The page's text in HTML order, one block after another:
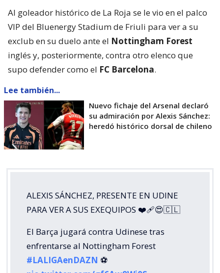
Al goleador histórico de La Roja se le vio en el palco
VIP del Bluenergy Stadium de Friuli para ver a su
exclub en su duelo ante el Nottingham Forest
inglés y, posteriormente, contra otro elenco que
supo defender como el FC Barcelona.
Lee también...
Nuevo fichaje del Arsenal declaró
su admiración por Alexis Sánchez:
heredó histórico dorsal de chileno
ALEXIS SÁNCHEZ, PRESENTE EN UDINE
PARA VER A SUS EXEQUIPOS ❤️‍🩹😍🇨🇱
El Barça jugará contra Udinese tras
enfrentarse al Nottingham Forest
#LALIGAenDAZN ⚽️